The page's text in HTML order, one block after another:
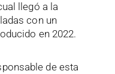
llegó a la
con un
en 2022.
de esta